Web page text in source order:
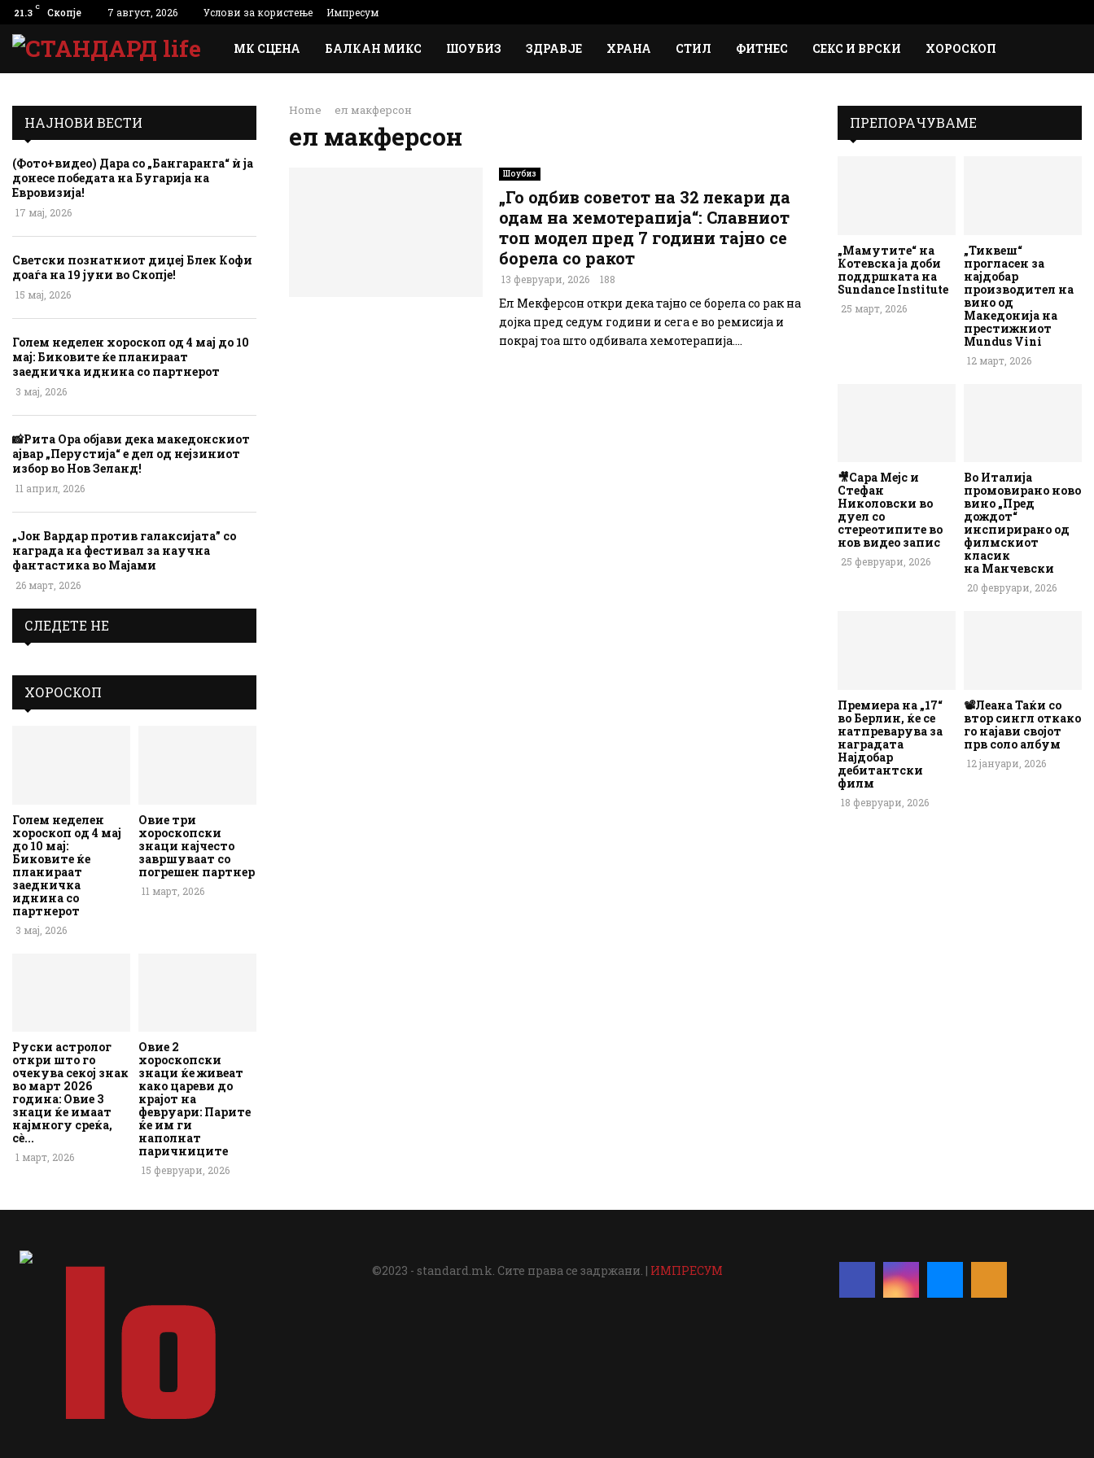
21.3 C Скопје 7 август, 2026 Услови за користење Импресум
МК СЦЕНА БАЛКАН МИКС ШОУБИЗ ЗДРАВЈЕ ХРАНА СТИЛ ФИТНЕС СЕКС И ВРСКИ ХОРОСКОП
Home ел макферсон
ел макферсон
Шоубиз
„Го одбив советот на 32 лекари да
одам на хемотерапија“: Славниот
топ модел пред 7 години тајно се
борела со ракот
13 февруари, 2026 188
Ел Мекферсон откри дека тајно се борела со рак на
дојка пред седум години и сега е во ремисија и
покрај тоа што одбивала хемотерапија....
НАЈНОВИ ВЕСТИ
(Фото+видео) Дара со „Бангаранга“ ѝ ја
донесе победата на Бугарија на
Евровизија!
17 мај, 2026
Светски познатниот диџеј Блек Кофи
доаѓа на 19 јуни во Скопје!
15 мај, 2026
Голем неделен хороскоп од 4 мај до 10
мај: Биковите ќе планираат
заедничка иднина со партнерот
3 мај, 2026
📸Рита Ора објави дека македонскиот
ајвар „Перустија“ е дел од нејзиниот
избор во Нов Зеланд!
11 април, 2026
„Јон Вардар против галаксијата” со
награда на фестивал за научна
фантастика во Мајами
26 март, 2026
СЛЕДЕТЕ НЕ
ХОРОСКОП
Голем неделен
хороскоп од 4 мај
до 10 мај:
Биковите ќе
планираат
заедничка
иднина со
партнерот
3 мај, 2026
Овие три
хороскопски
знаци најчесто
завршуваат со
погрешен партнер
11 март, 2026
Руски астролог
откри што го
очекува секој знак
во март 2026
година: Овие 3
знаци ќе имаат
најмногу среќа,
сè...
1 март, 2026
Овие 2
хороскопски
знаци ќе живеат
како цареви до
крајот на
февруари: Парите
ќе им ги
наполнат
паричниците
15 февруари, 2026
ПРЕПОРАЧУВАМЕ
„Мамутите“ на
Котевска ја доби
поддршката на
Sundance Institute
25 март, 2026
„Тиквеш“
прогласен за
најдобар
производител на
вино од
Македонија на
престижниот
Mundus Vini
12 март, 2026
🎥Сара Мејс и
Стефан
Николовски во
дуел со
стереотипите во
нов видео запис
25 февруари, 2026
Во Италија
промовирано ново
вино „Пред
дождот“
инспирирано од
филмскиот
класик
на Манчевски
20 февруари, 2026
Премиера на „17“
во Берлин, ќе се
натпреварува за
наградата
Најдобар
дебитантски
филм
18 февруари, 2026
📽️Леана Таќи со
втор сингл откако
го најави својот
прв соло албум
12 јануари, 2026
©2023 - standard.mk. Сите права се задржани. | ИМПРЕСУМ